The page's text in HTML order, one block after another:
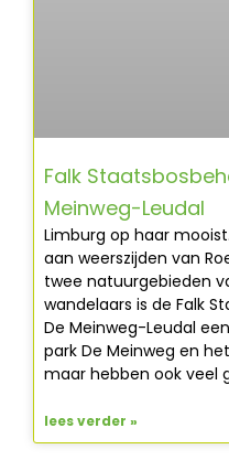
Falk
Meinweg-Leudal
Limburg op haar
aan weerszijden van
twee natuurgebieden
wandelaars is de Falk
De Meinweg-Leudal
park De Meinweg en
maar hebben ook veel
lees verder »